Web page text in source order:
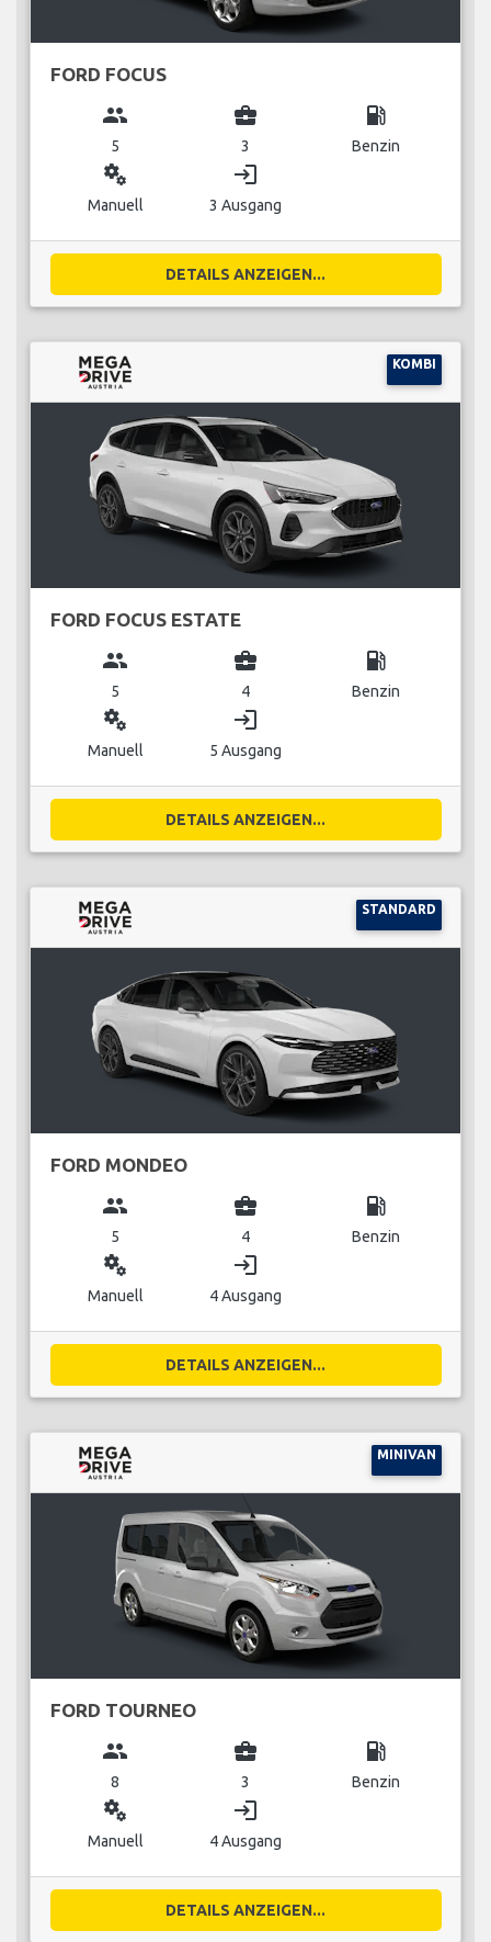
FORD FOCUS
group
5
business_center
3
local_gas_station
Benzin
miscellaneous_services
Manuell
login
3 Ausgang
DETAILS ANZEIGEN...
KOMBI
FORD FOCUS ESTATE
group
5
business_center
4
local_gas_station
Benzin
miscellaneous_services
Manuell
login
5 Ausgang
DETAILS ANZEIGEN...
STANDARD
FORD MONDEO
group
5
business_center
4
local_gas_station
Benzin
miscellaneous_services
Manuell
login
4 Ausgang
DETAILS ANZEIGEN...
MINIVAN
FORD TOURNEO
group
8
business_center
3
local_gas_station
Benzin
miscellaneous_services
Manuell
login
4 Ausgang
DETAILS ANZEIGEN...